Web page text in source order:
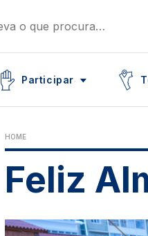
Participar
Icon Icon
HOME
Feliz
Image